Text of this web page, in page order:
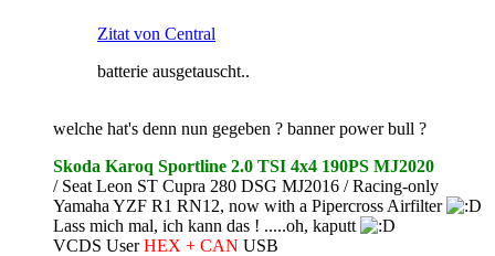
Zitat von Central
batterie ausgetauscht..
welche hat's denn nun gegeben ? banner power bull ?
Skoda Karoq Sportline 2.0 TSI 4x4 190PS MJ2020
/ Seat Leon ST Cupra 280 DSG MJ2016 / Racing-only
Yamaha YZF R1 RN12, now with a Pipercross Airfilter
Lass mich mal, ich kann das ! .....oh, kaputt
VCDS UserHEX + CAN USB